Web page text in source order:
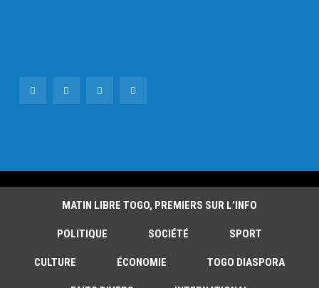
MATIN LIBRE TOGO, PREMIERS SUR L’INFO
POLITIQUE SOCIÉTÉ SPORT
CULTURE ÉCONOMIE TOGO DIASPORA